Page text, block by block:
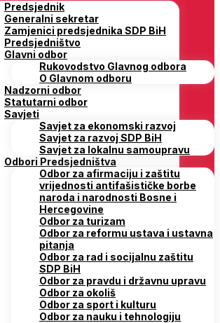
Predsjednik
Generalni sekretar
Zamjenici predsjednika SDP BiH
Predsjedništvo
Glavni odbor
Rukovodstvo Glavnog odbora
O Glavnom odboru
Nadzorni odbor
Statutarni odbor
Savjeti
Savjet za ekonomski razvoj
Savjet za razvoj SDP BiH
Savjet za lokalnu samoupravu
Odbori Predsjedništva
Odbor za afirmaciju i zaštitu
vrijednosti antifašističke borbe
naroda i narodnosti Bosne i
Hercegovine
Odbor za turizam
Odbor za reformu ustava i ustavna
pitanja
Odbor za rad i socijalnu zaštitu
SDP BiH
Odbor za pravdu i državnu upravu
Odbor za okoliš
Odbor za sport i kulturu
Odbor za nauku i tehnologiju